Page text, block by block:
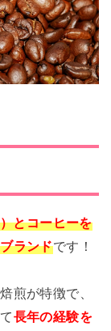
とコーヒーを
ランドです！
煎が特徴で、
長年の経験を